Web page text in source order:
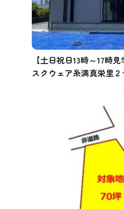
【土日祝日13時～17時
スクウェア糸満真栄里